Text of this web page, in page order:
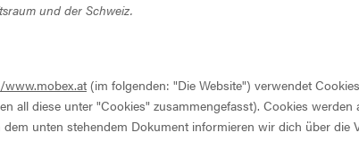
und der Schweiz.
(im folgenden: "Die Website") verwendet
all diese unter "Cookies" zusammengefasst). Cookies
dem unten stehendem Dokument informieren wir dich über die